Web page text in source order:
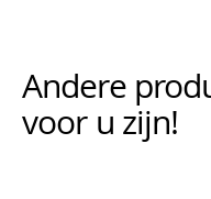
Andere
voor u zijn!